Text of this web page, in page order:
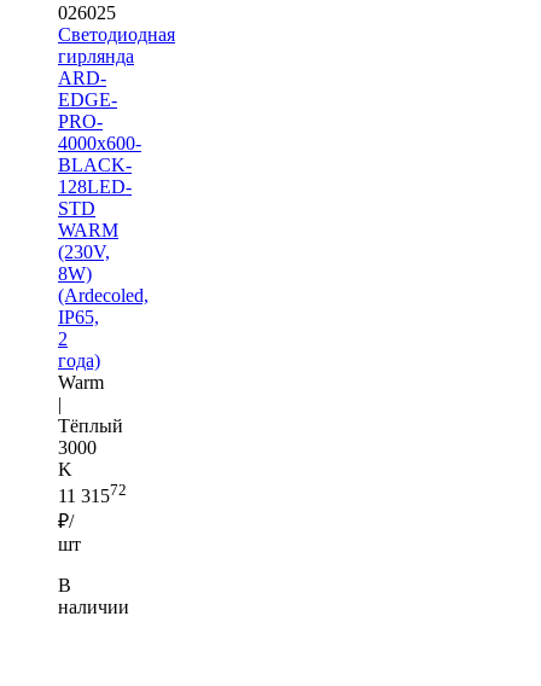
026025
Светодиодная
гирлянда
ARD-
EDGE-
PRO-
4000x600-
BLACK-
128LED-
STD
WARM
(230V,
8W)
(Ardecoled,
IP65,
2
года)
Warm
|
Тёплый
3000
K
11 31572
₽/
шт
В
наличии